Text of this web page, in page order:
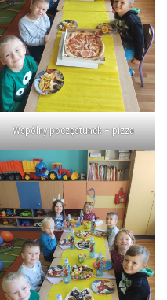
Wspólny poczęstunek – pizza